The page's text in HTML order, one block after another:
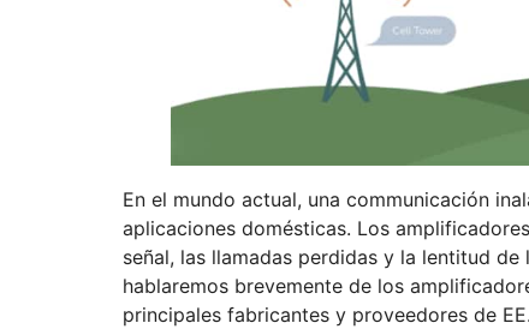
En el mundo actual, una communicación
aplicaciones domésticas. Los
señal, las llamadas perdidas y la lentitud
hablaremos brevemente de los
principales fabricantes y proveedores de